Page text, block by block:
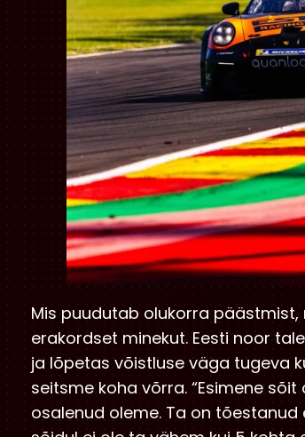
Mis puudutab olukorra
erakordset minekut. Eesti noor
ja lõpetas võistluse väga tugeva
seitsme koha võrra. “Esimene
osalenud oleme. Ta on